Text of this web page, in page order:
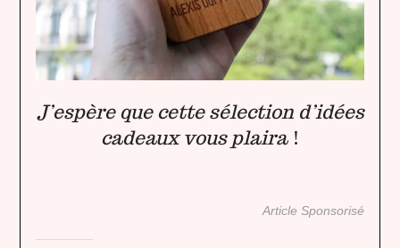
J’espère que cette sélection d’idées
cadeaux vous plaira!
Article Sponsorisé